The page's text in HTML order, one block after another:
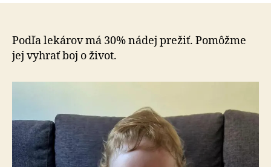
Podľa lekárov má 30% nádej prežiť. Pomôžme
jej vyhrať boj o život.